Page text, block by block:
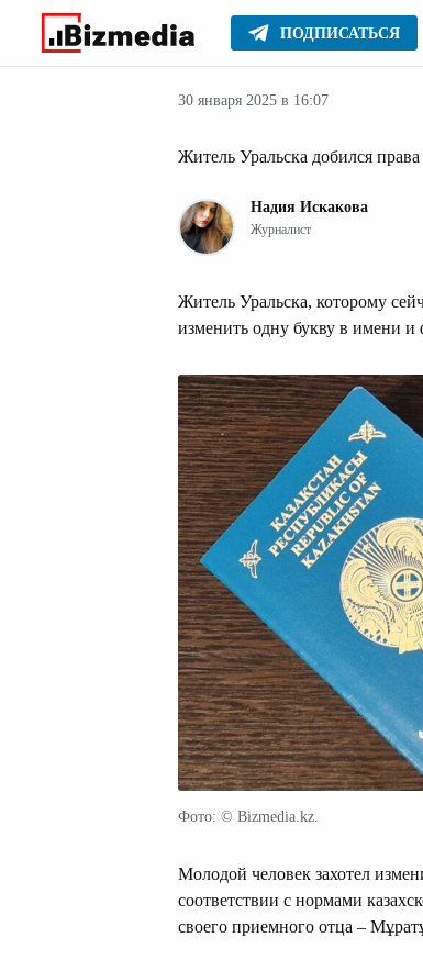
ПОДПИСАТЬСЯ
Главное Новости
30 января 2025 в 16:07
Житель Уральска добился
Надия Искакова
Журналист
Житель Уральска, которому
изменить одну букву в имени
Фото: © Bizmedia.kz.
Молодой человек захотел
соответствии с нормами
своего приемного отца –